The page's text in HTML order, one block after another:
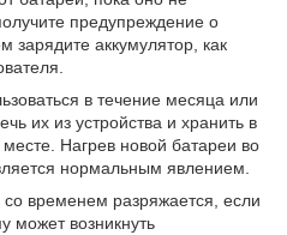
предупреждение о
зарядите аккумулятор, как
в течение месяца или
их из устройства и хранить в
Нагрев новой батареи во
нормальным явлением.
временем разряжается, если
может возникнуть